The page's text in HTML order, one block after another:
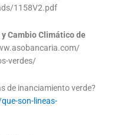
1158V2.pdf
Cambio Climático de
verdes/
de inanciamiento verde?
son-lineas-